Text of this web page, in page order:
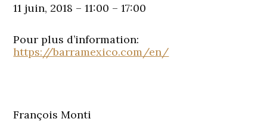
11 juin, 2018 – 11:00 – 17:00
Pour plus d’information:
https://barramexico.com/en/
François Monti